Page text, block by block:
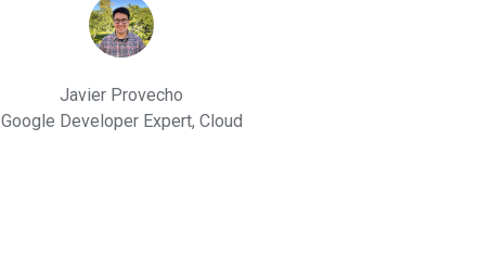
Javier Provecho
Google Developer Expert, Cloud